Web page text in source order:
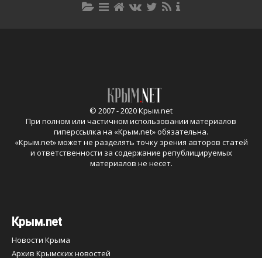
© 2007 - 2020 Крым.net
При полном или частичном использовании материалов
гиперссылка на «Крым.net» обязательна.
«Крым.net» может не разделять точку зрения авторов статей
и ответственности за содержание републицируемых
материалов не несет.
Крым.net
Новости Крыма
Архив Крымских новостей